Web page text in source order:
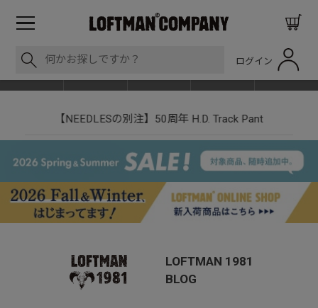
ログイン
LOFTMAN RECRUIT
LOFTMAN 1981
BLOG